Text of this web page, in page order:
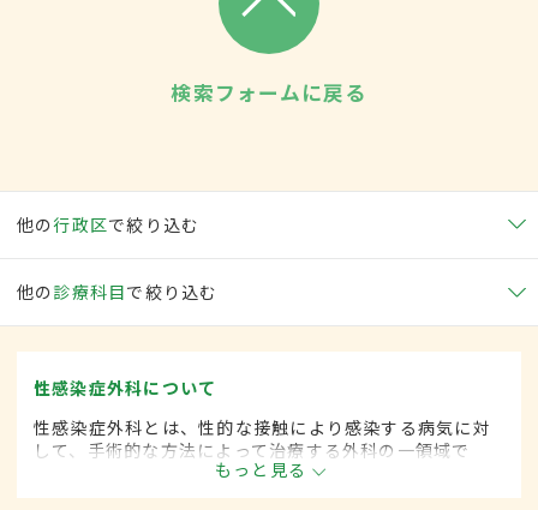
検索フォームに戻る
他の行政区で絞り込む
他の 診療科目で絞り込む
性感染症外科について
性感染症外科とは、性的な接触により感染する病気に対
して、手術的な方法によって治療する外科の一領域で
す。平成20年4月の制度改正前は、性感染症科と呼ばれ
ていました。
もっと見る